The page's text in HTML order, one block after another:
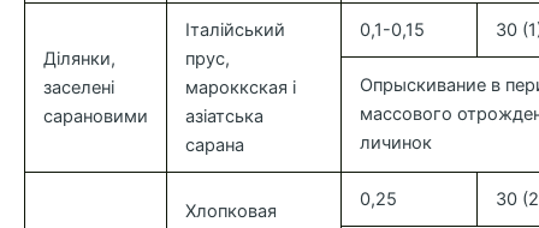
Ділянки,
заселені
сарановими
Італійський
прус,
мароккская і
азіатська
сарана
0,1-0,15 30
Опрыскивание в
массового
личинок
Хлопковая
0,25 30